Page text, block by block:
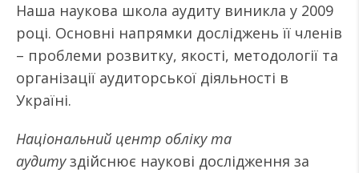
Наша наукова школа аудиту виникла у 2009
році. Основні напрямки досліджень її членів
– проблеми розвитку, якості, методології та
організації аудиторської діяльності в
Україні.
Національний центр обліку та
аудитуздійснює наукові дослідження за